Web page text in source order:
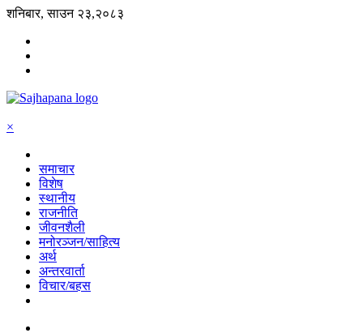
शनिबार, साउन २३,२०८३
×
समाचार
विशेष
स्थानीय
राजनीति
जीवनशैली
मनोरञ्जन/साहित्य
अर्थ
अन्तरवार्ता
विचार/बहस